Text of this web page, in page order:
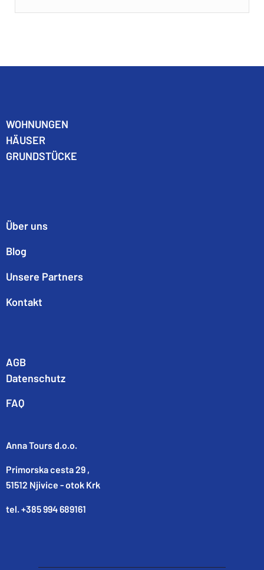
WOHNUNGEN
HÄUSER
GRUNDSTÜCKE
Über uns
Blog
Unsere Partners
Kontakt
AGB
Datenschutz
FAQ
Anna Tours d.o.o.
Primorska cesta 29 ,
51512 Njivice - otok Krk
tel. +385 994 689161